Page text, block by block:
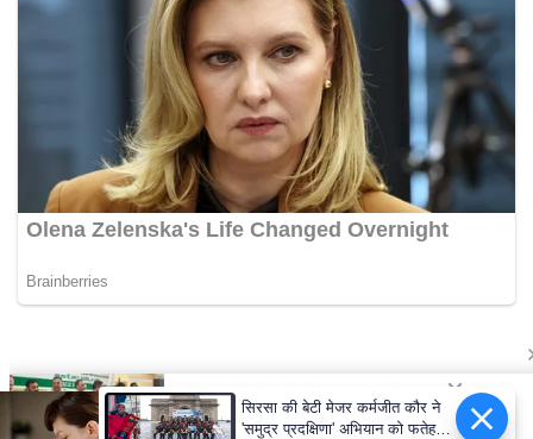
सिरसा की बेटी मेजर कर्मजीत कौर ने
'समुद्र प्रदक्षिणा' अभियान को फतेह